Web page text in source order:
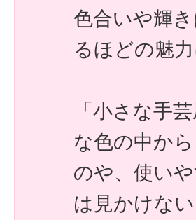
色合いや輝
るほどの魅
「小さな手
な色の中か
のや、使い
は見かけな